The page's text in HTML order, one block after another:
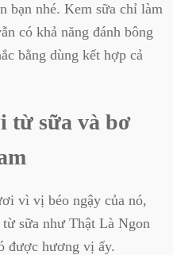
bạn nhé. Kem sữa chỉ làm
có khả năng đánh bông
bằng dùng kết hợp cả
từ sữa và bơ
vì vị béo ngậy của nó,
sữa như Thật Là Ngon
được hương vị ấy.